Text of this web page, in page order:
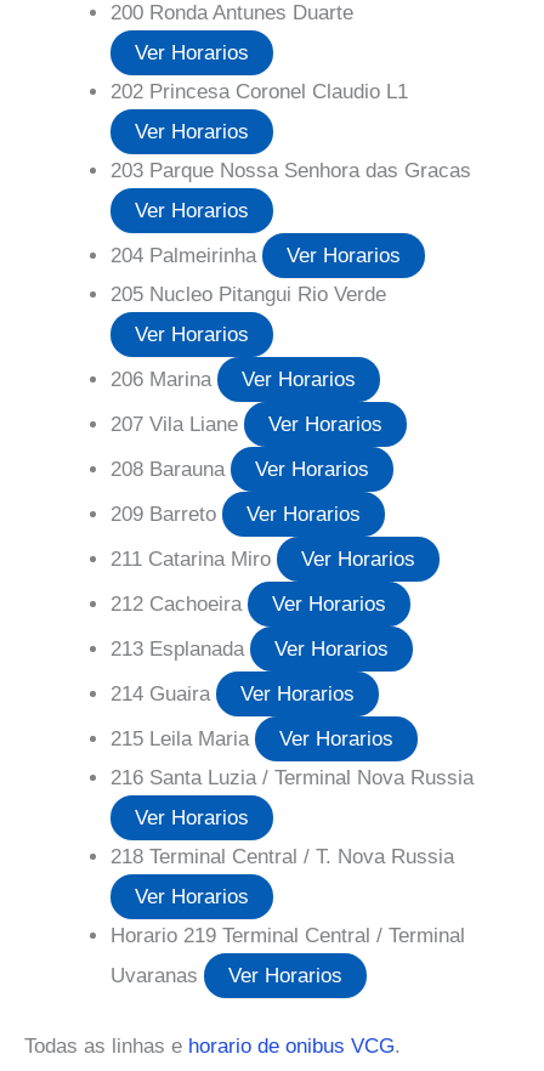
200 Ronda Antunes Duarte
Ver Horarios
202 Princesa Coronel Claudio L1
Ver Horarios
203 Parque Nossa Senhora das Gracas
Ver Horarios
204 Palmeirinha
Ver Horarios
205 Nucleo Pitangui Rio Verde
Ver Horarios
206 Marina
Ver Horarios
207 Vila Liane
Ver Horarios
208 Barauna
Ver Horarios
209 Barreto
Ver Horarios
211 Catarina Miro
Ver Horarios
212 Cachoeira
Ver Horarios
213 Esplanada
Ver Horarios
214 Guaira
Ver Horarios
215 Leila Maria
Ver Horarios
216 Santa Luzia / Terminal Nova Russia
Ver Horarios
218 Terminal Central / T. Nova Russia
Ver Horarios
Horario 219 Terminal Central / Terminal
Uvaranas
Ver Horarios
Todas as linhas e horario de onibus VCG.